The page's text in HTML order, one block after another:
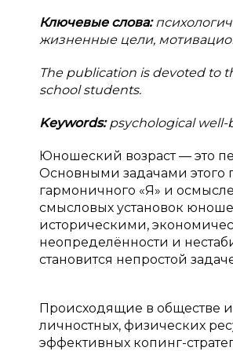
Ключевые слова:
жизненные цели,
The publication is devoted to
school students.
Keywords:psychological well-
Юношеский возраст — это
Основными задачами этого
гармоничного «Я» и
смысловых установок
историческими,
неопределённости и
становится непростой
Происходящие в обществе
личностных, физических
эффективных копинг-